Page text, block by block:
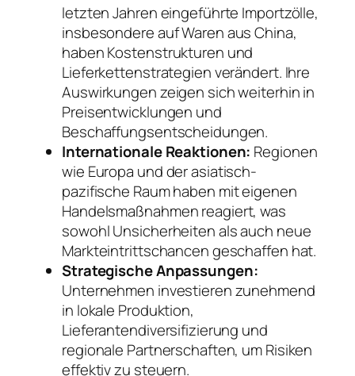
letzten Jahren eingeführte Importzölle,
insbesondere auf Waren aus China,
haben Kostenstrukturen und
Lieferkettenstrategien verändert. Ihre
Auswirkungen zeigen sich weiterhin in
Preisentwicklungen und
Beschaffungsentscheidungen.
Internationale Reaktionen: Regionen
wie Europa und der asiatisch-
pazifische Raum haben mit eigenen
Handelsmaßnahmen reagiert, was
sowohl Unsicherheiten als auch neue
Markteintrittschancen geschaffen hat.
Strategische Anpassungen:
Unternehmen investieren zunehmend
in lokale Produktion,
Lieferantendiversifizierung und
regionale Partnerschaften, um Risiken
effektiv zu steuern.